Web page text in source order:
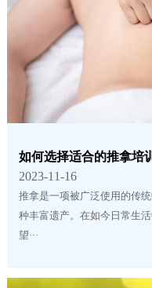
如何选择适合的推拿培
2023-11-16
推拿是一项被广泛使用的传
种丰富遗产。在如今日常生
望···